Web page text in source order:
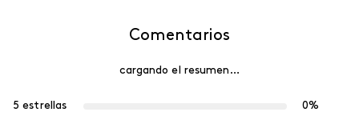
Comentarios
cargando el resumen…
5 estrellas
0%